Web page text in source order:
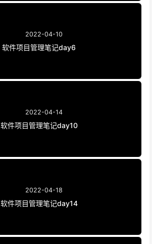
2022-04-10
软件项目管理笔记day6
2022-04-14
软件项目管理笔记day10
2022-04-18
软件项目管理笔记day14